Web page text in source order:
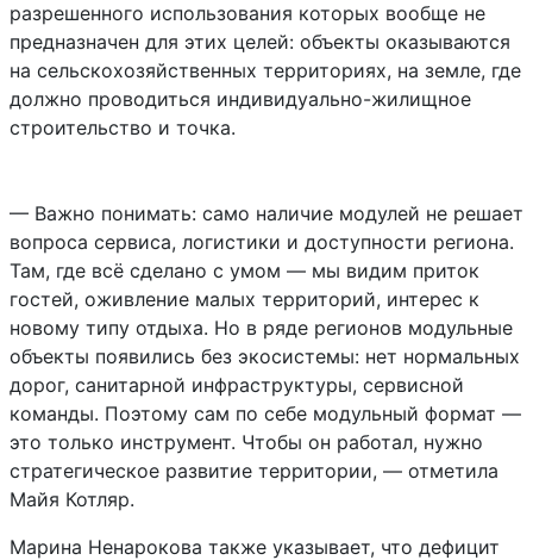
разрешенного использования которых вообще не
предназначен для этих целей: объекты оказываются
на сельскохозяйственных территориях, на земле, где
должно проводиться индивидуально-жилищное
строительство и точка.
— Важно понимать: само наличие модулей не решает
вопроса сервиса, логистики и доступности региона.
Там, где всё сделано с умом — мы видим приток
гостей, оживление малых территорий, интерес к
новому типу отдыха. Но в ряде регионов модульные
объекты появились без экосистемы: нет нормальных
дорог, санитарной инфраструктуры, сервисной
команды. Поэтому сам по себе модульный формат —
это только инструмент. Чтобы он работал, нужно
стратегическое развитие территории, — отметила
Майя Котляр.
Марина Ненарокова также указывает, что дефицит